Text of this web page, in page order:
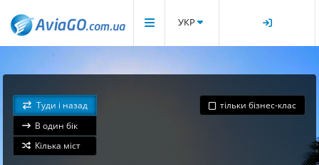
УКР
Туди і назад
В один бік
Кілька міст
тільки бізнес-клас